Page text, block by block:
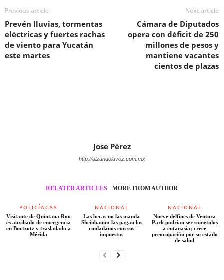
Previous article
Prevén lluvias, tormentas
eléctricas y fuertes rachas
de viento para Yucatán
este martes
Next article
Cámara de Diputados
opera con déficit de 250
millones de pesos y
mantiene vacantes
cientos de plazas
Jose Pérez
http://alzandolavoz.com.mx
RELATED ARTICLES MORE FROM AUTHOR
POLICÍACAS
Visitante de Quintana Roo
es auxiliado de emergencia
en Buctzotz y trasladado a
Mérida
NACIONAL
Las becas no las manda
Sheinbaum: las pagan los
ciudadanos con sus
impuestos
NACIONAL
Nueve delfines de Ventura
Park podrían ser sometidos
a eutanasia; crece
preocupación por su estado
de salud